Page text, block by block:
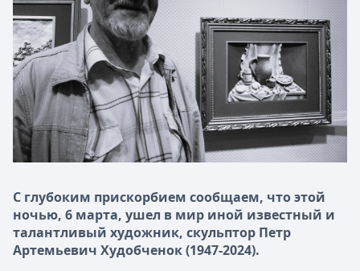
С глубоким прискорбием сообщаем, что этой
ночью, 6 марта, ушел в мир иной известный и
талантливый художник, скульптор Петр
Артемьевич Худобченок (1947-2024).